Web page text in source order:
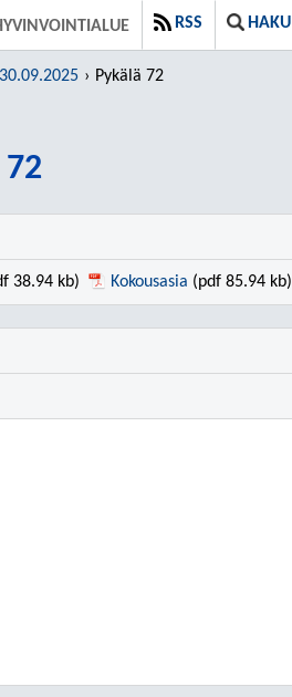
RSS HAKU
Pykälä 72
38.94 kb) Kokousasia (pdf 85.94 kb)